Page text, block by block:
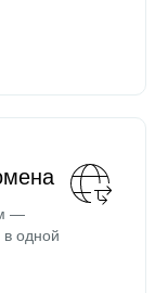
—
одной